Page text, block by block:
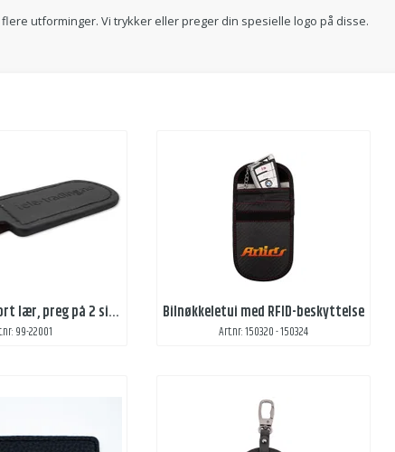
utforminger. Vi trykker eller preger din spesielle logo på disse.
Nøkkelring i sort lær, preg på 2 sider
99-22001
Bilnøkkeletui med RFID-beskyttelse
Art.nr: 150320 - 150324